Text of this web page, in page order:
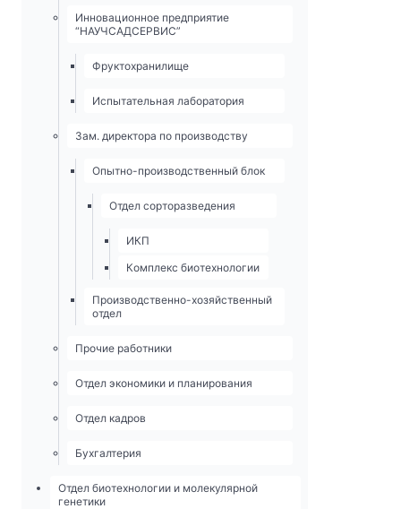
Инновационное предприятие
“НАУЧСАДСЕРВИС”
Фруктохранилище
Испытательная лаборатория
Зам. директора по производству
Опытно-­производственный блок
Отдел сорторазведения
ИКП
Комплекс биотехнологии
Производственно-хозяйственный
отдел
Прочие работники
Отдел экономики и планирования
Отдел кадров
Бухгалтерия
Отдел биотехнологии и молекулярной
генетики